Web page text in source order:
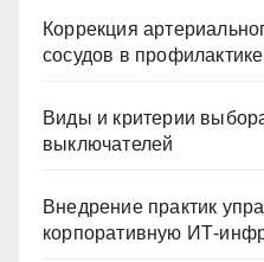
Коррекция
сосудов в
Виды и критерии
выключателей
Внедрение практик
корпоративную ИТ-